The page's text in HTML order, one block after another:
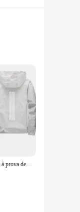
you
the
you're
2024 primavera/verão à prova de vento e à prova dwindproof água camisa esportiva golfe com capuz zíper protetor solar motocicleta wear jaqueta casual